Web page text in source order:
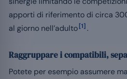
apporti di riferimento di circa
al giorno nell’adulto[1] .
Raggruppare i compatibili,
Potete per esempio assumere